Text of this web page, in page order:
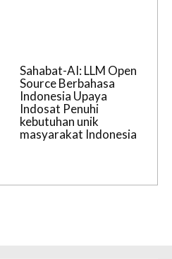
Sahabat-AI: LLM Open
Source Berbahasa
Indonesia Upaya
Indosat Penuhi
kebutuhan unik
masyarakat Indonesia